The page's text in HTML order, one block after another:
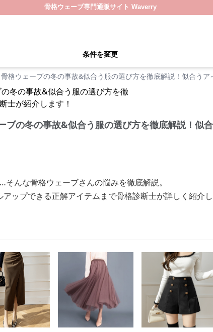
骨格ウェーブ専門通販サイト Waverry
条件を変更
骨格ウェーブの冬の事故&似合う服の選び方を徹底解説！似合う
ブの冬の事故&似合う服の選び方を徹底解説！似
んな骨格ウェーブさんの悩みを徹底解説。
ップできる正解アイテムまで骨格診断士が詳しく紹介